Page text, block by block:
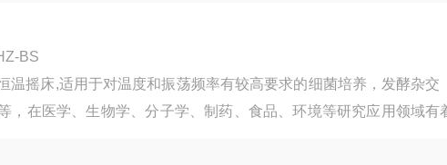
浴恒温振荡器 SHZ-BS
温摇床,适用于对温度和振荡频率有较高要求的细菌培养，发酵杂交
，在医学、生物学、分子学、制药、食品、环境等研究应用领域有